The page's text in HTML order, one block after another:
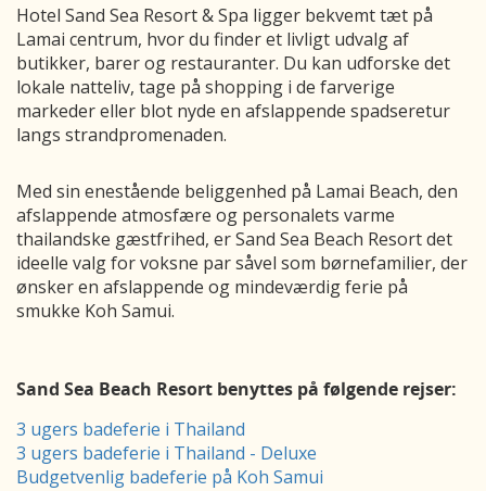
Hotel Sand Sea Resort & Spa ligger bekvemt tæt på
Lamai centrum, hvor du finder et livligt udvalg af
butikker, barer og restauranter. Du kan udforske det
lokale natteliv, tage på shopping i de farverige
markeder eller blot nyde en afslappende spadseretur
langs strandpromenaden.
Med sin enestående beliggenhed på Lamai Beach, den
afslappende atmosfære og personalets varme
thailandske gæstfrihed, er Sand Sea Beach Resort det
ideelle valg for voksne par såvel som børnefamilier, der
ønsker en afslappende og mindeværdig ferie på
smukke Koh Samui.
Sand Sea Beach Resort benyttes på følgende rejser:
3 ugers badeferie i Thailand
3 ugers badeferie i Thailand - Deluxe
Budgetvenlig badeferie på Koh Samui